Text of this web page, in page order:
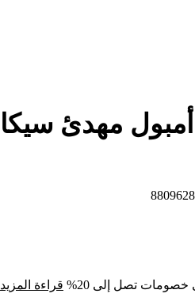
أمبول مهدئ سيكا
تصل إلى 20% قراءة المزيد